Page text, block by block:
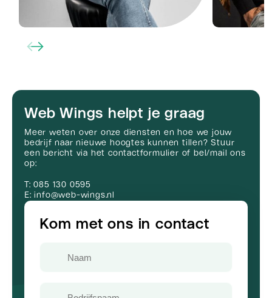
Kom met ons in contact
Web Wings helpt je graag
Meer weten over onze diensten en hoe we jouw
bedrijf naar nieuwe hoogtes kunnen tillen? Stuur
een bericht via het contactformulier of bel/mail ons
op:
T: 085 130 0595
E: info@web-wings.nl